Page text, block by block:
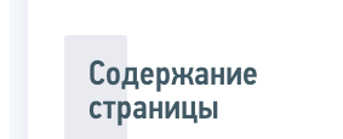
Содержание
страницы